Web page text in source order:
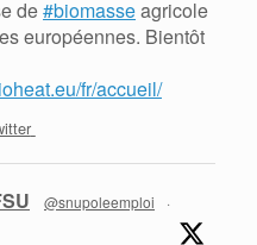
de#biomasseagricole
européennes. Bientôt
fr/accueil/
@snupoleemploi
·